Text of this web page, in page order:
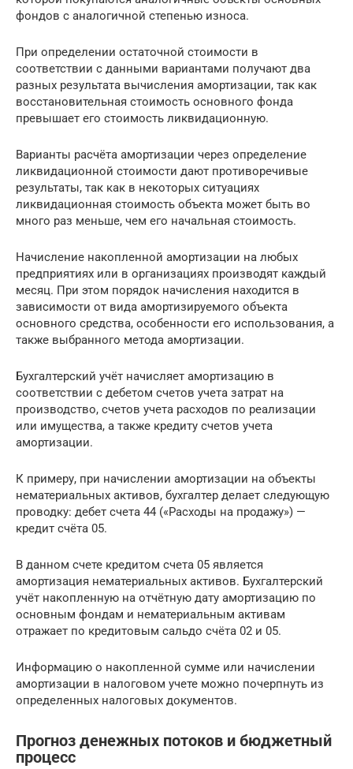
фондов с аналогичной степенью износа.
При определении остаточной стоимости в
соответствии с данными вариантами получают два
разных результата вычисления амортизации, так как
восстановительная стоимость основного фонда
превышает его стоимость ликвидационную.
Варианты расчёта амортизации через определение
ликвидационной стоимости дают противоречивые
результаты, так как в некоторых ситуациях
ликвидационная стоимость объекта может быть во
много раз меньше, чем его начальная стоимость.
Начисление накопленной амортизации на любых
предприятиях или в организациях производят каждый
месяц. При этом порядок начисления находится в
зависимости от вида амортизируемого объекта
основного средства, особенности его использования, а
также выбранного метода амортизации.
Бухгалтерский учёт начисляет амортизацию в
соответствии с дебетом счетов учета затрат на
производство, счетов учета расходов по реализации
или имущества, а также кредиту счетов учета
амортизации.
К примеру, при начислении амортизации на объекты
нематериальных активов, бухгалтер делает следующую
проводку: дебет счета 44 («Расходы на продажу») —
кредит счёта 05.
В данном счете кредитом счета 05 является
амортизация нематериальных активов. Бухгалтерский
учёт накопленную на отчётную дату амортизацию по
основным фондам и нематериальным активам
отражает по кредитовым сальдо счёта 02 и 05.
Информацию о накопленной сумме или начислении
амортизации в налоговом учете можно почерпнуть из
определенных налоговых документов.
Прогноз денежных потоков и бюджетный
процесс